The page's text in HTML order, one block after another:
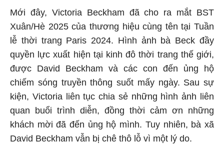
Mới đây, Victoria Beckham đã cho ra mắt BST
Xuân/Hè 2025 của thương hiệu cùng tên tại Tuần
lễ thời trang Paris 2024. Hình ảnh bà Beck đầy
quyền lực xuất hiện tại kinh đô thời trang thế giới,
được David Beckham và các con đến ủng hộ
chiếm sóng truyền thông suốt mấy ngày. Sau sự
kiện, Victoria liên tục chia sẻ những hình ảnh liên
quan buổi trình diễn, đồng thời cảm ơn những
khách mời đã đến ủng hộ mình. Tuy nhiên, bà xã
David Beckham vẫn bị chê thô lỗ vì một lý do.